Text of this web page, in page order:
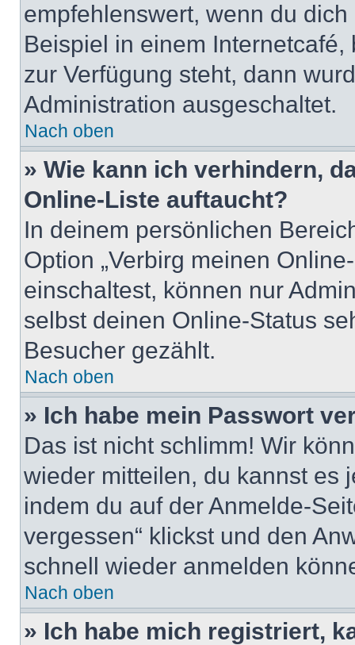
empfehlenswert, wenn du
Beispiel in einem
zur Verfügung steht, dann
Administration ausgeschaltet.
Nach oben
» Wie kann ich verhindern,
Online-Liste auftaucht?
In deinem persönlichen
Option „Verbirg meinen
einschaltest, können nur
selbst deinen Online-Status
Besucher gezählt.
Nach oben
» Ich habe mein Passwort
Das ist nicht schlimm! Wir
wieder mitteilen, du kannst es
indem du auf der Anmelde-
vergessen“ klickst und den
schnell wieder anmelden
Nach oben
» Ich habe mich registriert,